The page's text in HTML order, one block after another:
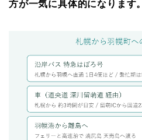
方が一気に具体的になります。